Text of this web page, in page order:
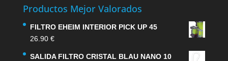
Productos Mejor Valorados
FILTRO EHEIM INTERIOR PICK UP 45
26.90 €
SALIDA FILTRO CRISTAL BLAU NANO 10